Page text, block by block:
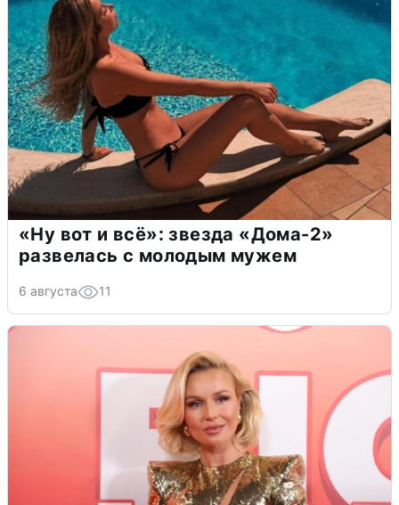
«Ну вот и всё»: звезда «Дома-2»
развелась с молодым мужем
6 августа 11